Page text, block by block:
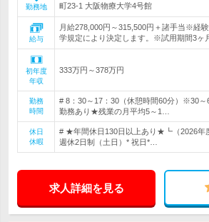
勤務地
町23-1 大阪物療大学4号館
給与
月給278,000円～315,500円＋諸手当※経
学規定により決定します。※試用期間3ヶ
初年度
年収
333万円～378万円
勤務
時間
# 8：30～17：30（休憩時間60分）※30～
勤務あり★残業の月平均5～1…
休日
休暇
# ★年間休日130日以上あり★┗（2026年
週休2日制（土日）* 祝日*…
求人詳細を見る